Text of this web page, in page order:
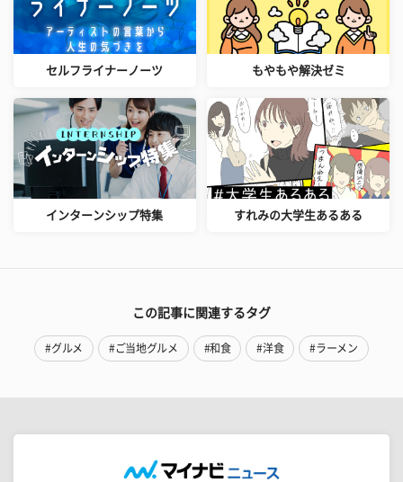
セルフライナーノーツ もやもや解決ゼミ
インターンシップ特集 すれみの大学生あるある
この記事に関連するタグ
#グルメ #ご当地グルメ #和食 #洋食 #ラーメン